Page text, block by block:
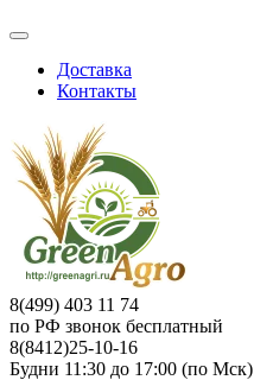
Доставка
Контакты
8(499) 403 11 74
по РФ звонок бесплатный
8(8412)25-10-16
Будни 11:30 до 17:00 (по Мск)